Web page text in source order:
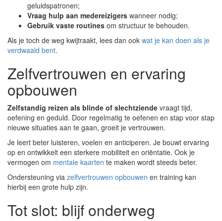
geluidspatronen;
Vraag hulp aan medereizigers wanneer nodig;
Gebruik vaste routines om structuur te behouden.
Als je toch de weg kwijtraakt, lees dan ook wat je kan doen als je
verdwaald bent.
Zelfvertrouwen en ervaring
opbouwen
Zelfstandig reizen als blinde of slechtziende vraagt tijd,
oefening en geduld. Door regelmatig te oefenen en stap voor stap
nieuwe situaties aan te gaan, groeit je vertrouwen.
Je leert beter luisteren, voelen en anticiperen. Je bouwt ervaring
op en ontwikkelt een sterkere mobiliteit en oriëntatie. Ook je
vermogen om mentale kaarten te maken wordt steeds beter.
Ondersteuning via zelfvertrouwen opbouwen en training kan
hierbij een grote hulp zijn.
Tot slot: blijf onderweg